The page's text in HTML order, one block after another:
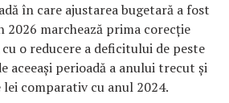
în care ajustarea bugetară a fost
2026 marchează prima corecție
o reducere a deficitului de peste
aceeași perioadă a anului trecut și
comparativ cu anul 2024.